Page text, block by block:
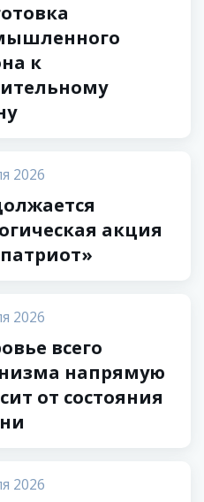
к
2026
акция
2026
всего
напрямую
от состояния
2026